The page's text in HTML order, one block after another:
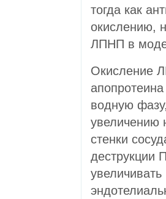
тогда как
окислению,
ЛПНП в
Окисление
водную
увеличению
стенки
деструкции